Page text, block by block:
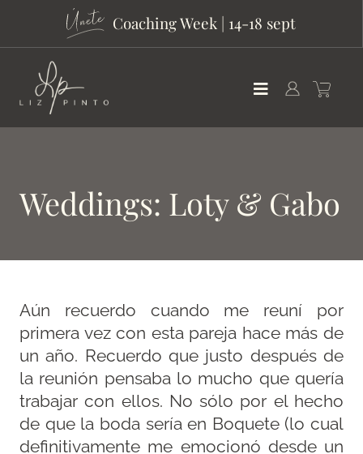
Coaching Week | 14-18 sept
Weddings: Loty & Gabo
Aún recuerdo cuando me reuní por
primera vez con esta pareja hace más de
un año. Recuerdo que justo después de
la reunión pensaba lo mucho que quería
trabajar con ellos. No sólo por el hecho
de que la boda sería en Boquete (lo cual
definitivamente me emocionó desde un